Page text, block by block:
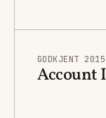
GODKJENT 2015
Account